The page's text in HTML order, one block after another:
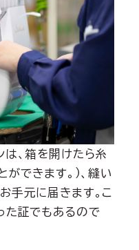
、箱を開けたら糸
ができます。）、縫い
手元に届きます。こ
た証でもあるので